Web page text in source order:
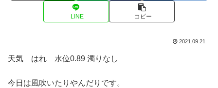
LINE コピー
2021.09.21
天気 はれ 水位0.89 濁りなし
今日は風吹いたりやんだりです。